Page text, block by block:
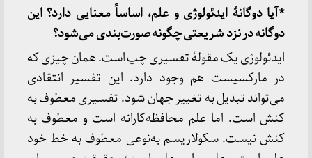
*آیا دوگانۀ ایدئولوژی و علم، اساساً معنایی دارد؟ این
دوگانه در نزد شریعتی چگونه صورت‌بندی می‌شود؟
ایدئولوژی یک مقولۀ تفسیری چپ است. همان چیزی که
در مارکسیست هم وجود دارد. این تفسیر انتقادی
می‌تواند تبدیل به تغییر جهان شود. تفسیری معطوف به
کنش است. اما علم محافظه‌کارانه است و معطوف به
کنش نیست. سکولاریسم به‌نوعی معطوف به خط خود